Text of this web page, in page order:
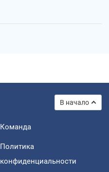
В начало
Команда
Политика
конфиденциальности